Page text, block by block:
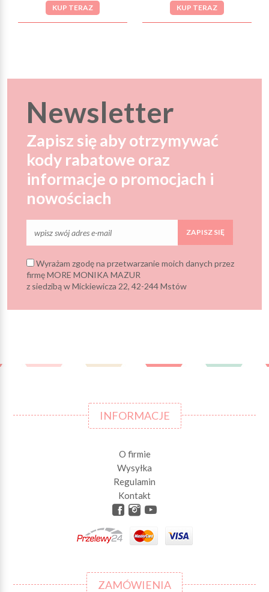
KUP TERAZ KUP TERAZ
Newsletter
Zapisz się aby otrzymywać
kody rabatowe oraz
informacje o promocjach i
nowościach
ZAPISZ SIĘ
Wyrażam zgodę na przetwarzanie moich danych przez
firmę MORE MONIKA MAZUR
z siedzibą w Mickiewicza 22, 42-244 Mstów
INFORMACJE
O firmie
Wysyłka
Regulamin
Kontakt
ZAMÓWIENIA